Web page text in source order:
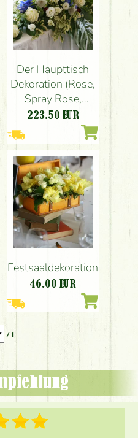
Der Haupttisch
Dekoration (Rose,
Spray Rose,
Delphinium,
Alstroemeria,
weiß, blau, rot)
Marriott Hotel,
Budapest
223.50 EUR
Festsaaldekoration
46.00 EUR
/ 1